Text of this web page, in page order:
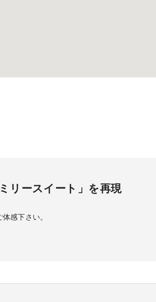
リースイート」を再現
井高を是非ご体感下さい。